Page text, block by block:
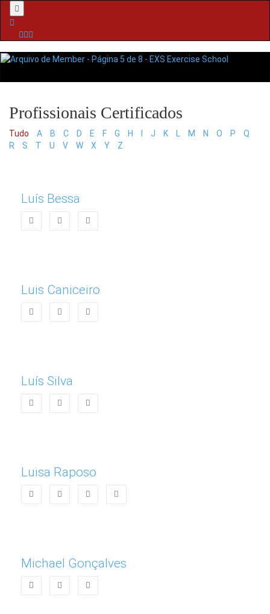
Menu
Tudo A B C D E F G H J K L M N O P
Q
R
S T U V W X Y Z
Luís Bessa
Luis Caniceiro
Luís Silva
Luisa Raposo
Michael Gonçalves